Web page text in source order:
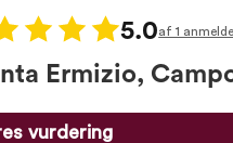
5.0af 1
Ermizio,
vurdering